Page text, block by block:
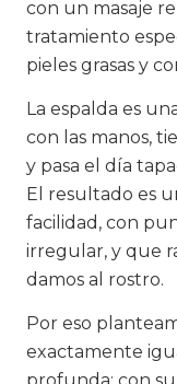
con un masaje
tratamiento
pieles grasas y
La espalda es
con las manos,
y pasa el día
El resultado es
facilidad, con
irregular, y que
damos al rostro.
Por eso
exactamente
profunda: con